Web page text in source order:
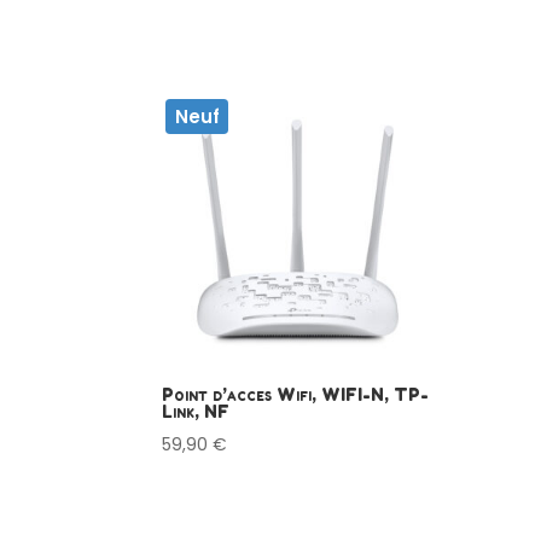
Neuf
Point d’acces Wifi, WIFI-N, TP-
Link, NF
59,90€